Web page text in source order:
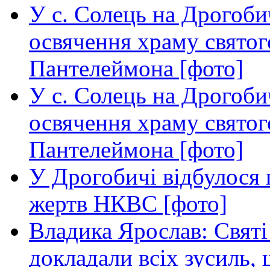
У с. Солець на
освячення храму
Пантелеймона [фото]
У с. Солець на
освячення храму
Пантелеймона [фото]
У Дрогобичі відбулося
жертв НКВС [фото]
Владика Ярослав:
докладали всіх